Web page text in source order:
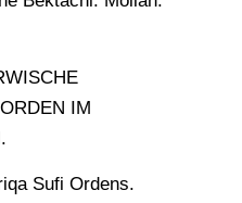
IM
Sufi Ordens.